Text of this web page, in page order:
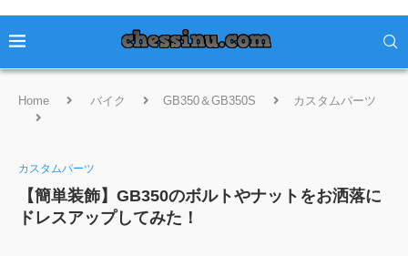
Home バイク GB350＆GB350S
カスタムパーツ
カスタムパーツ
【簡単装飾】GB350のボルトやナットをお洒落に
ドレスアップしてみた！